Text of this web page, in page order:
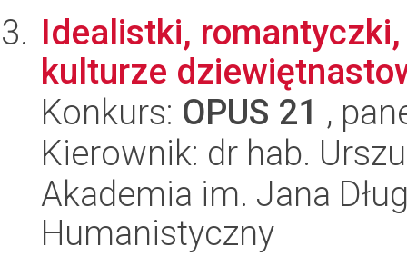
Idealistki,
kulturze
Konkurs: OPUS 21 ,
Kierownik: dr hab.
Akademia im. Jana
Humanistyczny